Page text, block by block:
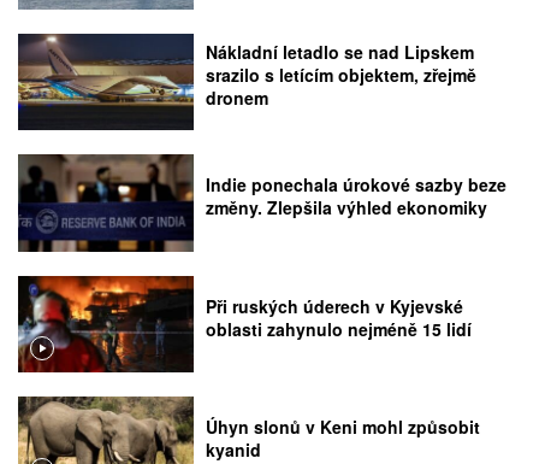
Nákladní letadlo se nad Lipskem
srazilo s letícím objektem, zřejmě
dronem
Indie ponechala úrokové sazby beze
změny. Zlepšila výhled ekonomiky
Při ruských úderech v Kyjevské
oblasti zahynulo nejméně 15 lidí
Úhyn slonů v Keni mohl způsobit
kyanid